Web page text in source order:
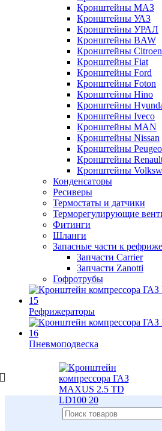
Кронштейны МАЗ
Кронштейны УАЗ
Кронштейны УРАЛ
Кронштейны BAW
Кронштейны Citroen
Кронштейны Fiat
Кронштейны Ford
Кронштейны Foton
Кронштейны Hino
Кронштейны
Кронштейны Iveco
Кронштейны MAN
Кронштейны Nissan
Кронштейны
Кронштейны
Кронштейны
Конденсаторы
Ресиверы
Термостаты и датчики
Терморегулирующие
Фитинги
Шланги
Запасные части к
Запчасти Carrier
Запчасти Zanotti
Гофротрубы
Рефрижераторы
Пневмоподвеска